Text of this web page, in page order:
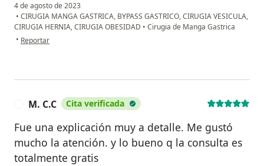
4 de agosto de 2023
• CIRUGIA MANGA GASTRICA, BYPASS GASTRICO, CIRUGIA VESICULA,
CIRUGIA HERNIA, CIRUGIA OBESIDAD • Cirugia de Manga Gastrica
• en opinión del usuario LACP
Reportar
M. C.C Cita verificada
Fue una explicación muy a detalle. Me gustó
mucho la atención. y lo bueno q la consulta es
totalmente gratis